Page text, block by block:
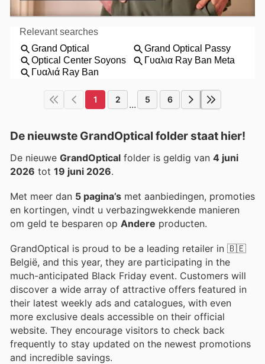
1 2 ... 5 6
De nieuwste GrandOptical folder staat hier!
De nieuwe GrandOptical folder is geldig van 4 juni
2026 tot 19 juni 2026.
Met meer dan 5 pagina’s met aanbiedingen, promoties
en kortingen, vindt u verbazingwekkende manieren
om geld te besparen op Andere producten.
GrandOptical is proud to be a leading retailer in 🇧🇪
België, and this year, they are participating in the
much-anticipated Black Friday event. Customers will
discover a wide array of attractive offers featured in
their latest weekly ads and catalogues, with even
more exclusive deals accessible on their official
website. They encourage visitors to check back
frequently to stay updated on the newest promotions
and incredible savings.